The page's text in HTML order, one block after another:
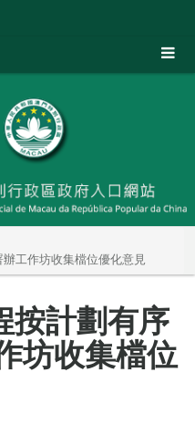
工作坊收集檔位優化意見
按計劃有序
坊收集檔位